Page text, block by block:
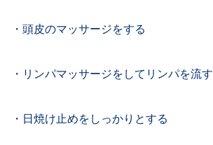
・頭皮のマッサージをする
・リンパマッサージをしてリンパを流す
・日焼け止めをしっかりとする